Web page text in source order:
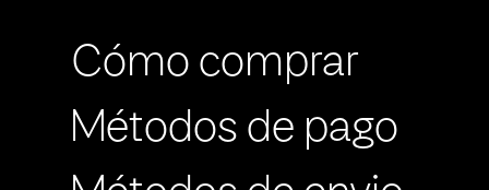
Cómo comprar
Métodos de pago